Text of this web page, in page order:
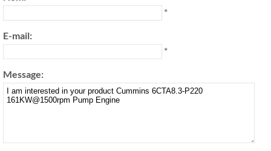
*
E-mail:
*
Message: